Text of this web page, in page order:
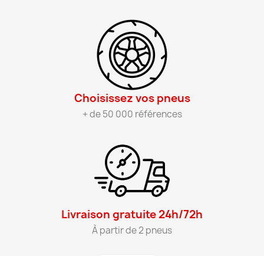
Choisissez vos pneus​
+ de 50 000 références
Livraison gratuite 24h/72h​
À partir de 2 pneus​